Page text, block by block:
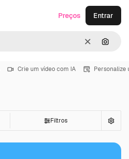
Limpar
Preços Entrar
Crie um vídeo com IA Personalize
Filtros